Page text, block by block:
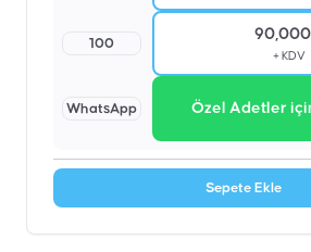
100
+ KDV
WhatsApp Özel Adetler
Sepete Ekle